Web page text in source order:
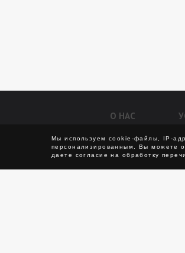
О НАС
Контакты
О компании
Отзывы
Мы используем cookie-файлы, IP-
персонализированным. Вы можете
даете согласие на обработку